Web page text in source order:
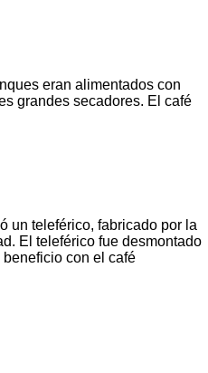
eran alimentados con
grandes secadores. El café
un teleférico, fabricado por la
El teleférico fue desmontado
con el café